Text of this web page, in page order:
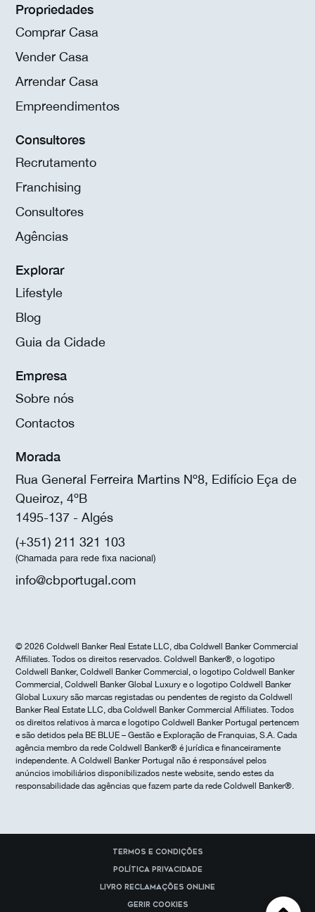
Propriedades
Comprar Casa
Vender Casa
Arrendar Casa
Empreendimentos
Consultores
Recrutamento
Franchising
Consultores
Agências
Explorar
Lifestyle
Blog
Guia da Cidade
Empresa
Sobre nós
Contactos
Morada
Rua General Ferreira Martins Nº8, Edifício Eça de
Queiroz, 4ºB
1495-137 - Algés
(+351) 211 321 103
(Chamada para rede fixa nacional)
info@cbportugal.com
© 2026 Coldwell Banker Real Estate LLC, dba Coldwell Banker Commercial
Affiliates. Todos os direitos reservados. Coldwell Banker®, o logotipo
Coldwell Banker, Coldwell Banker Commercial, o logotipo Coldwell Banker
Commercial, Coldwell Banker Global Luxury e o logotipo Coldwell Banker
Global Luxury são marcas registadas ou pendentes de registo da Coldwell
Banker Real Estate LLC, dba Coldwell Banker Commercial Affiliates. Todos
os direitos relativos à marca e logotipo Coldwell Banker Portugal pertencem
e são detidos pela BE BLUE – Gestão e Exploração de Franquias, S.A. Cada
agência membro da rede Coldwell Banker® é jurídica e financeiramente
independente. A Coldwell Banker Portugal não é responsável pelos
anúncios imobiliários disponibilizados neste website, sendo estes da
responsabilidade das agências que fazem parte da rede Coldwell Banker®.
Termos e Condições
Política Privacidade
Livro reclamações online
Gerir cookies